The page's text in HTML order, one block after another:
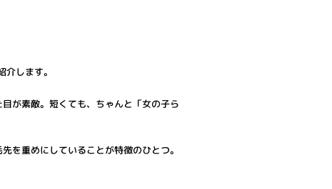
します。
が素敵。短くても、ちゃんと「女の子ら
を重めにしていることが特徴のひとつ。